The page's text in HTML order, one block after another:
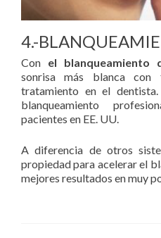
4.-
Con el blanqueamiento
sonrisa más blanca
tratamiento en el
blanqueamiento
pacientes en EE. UU.
A diferencia de otros
propiedad para acelerar el
mejores resultados en muy